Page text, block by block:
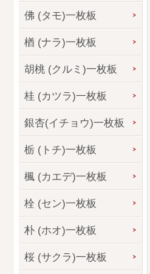
佛 (タモ)一枚板
楢 (ナラ)一枚板
胡桃 (クルミ)一枚板
桂 (カツラ)一枚板
銀杏(イチョウ)一枚板
栃 (トチ)一枚板
楓 (カエデ)一枚板
栓 (セン)一枚板
朴 (ホオ)一枚板
桜 (サクラ)一枚板